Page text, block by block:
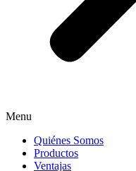
Menu
Quiénes Somos
Productos
Ventajas